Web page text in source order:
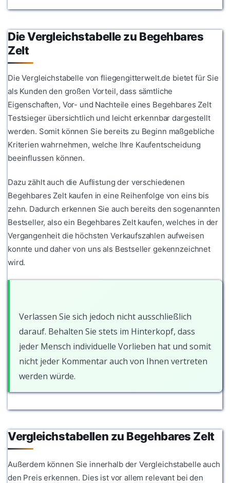
Die Vergleichstabelle zu Begehbares
Zelt
Die Vergleichstabelle von fliegengitterwelt.de bietet für Sie
als Kunden den großen Vorteil, dass sämtliche
Eigenschaften, Vor- und Nachteile eines Begehbares Zelt
Testsieger übersichtlich und leicht erkennbar dargestellt
werden. Somit können Sie bereits zu Beginn maßgebliche
Kriterien wahrnehmen, welche Ihre Kaufentscheidung
beeinflussen können.
Dazu zählt auch die Auflistung der verschiedenen
Begehbares Zelt kaufen in eine Reihenfolge von eins bis
zehn. Dadurch erkennen Sie auch bereits den sogenannten
Bestseller, also ein Begehbares Zelt kaufen, welches in der
Vergangenheit die höchsten Verkaufszahlen aufweisen
konnte und daher von uns als Bestseller gekennzeichnet
wird.
Verlassen Sie sich jedoch nicht ausschließlich
darauf. Behalten Sie stets im Hinterkopf, dass
jeder Mensch individuelle Vorlieben hat und somit
nicht jeder Kommentar auch von Ihnen vertreten
werden würde.
Vergleichstabellen zu Begehbares Zelt
Außerdem können Sie innerhalb der Vergleichstabelle auch
den Preis erkennen. Dies ist vor allem relevant bei den